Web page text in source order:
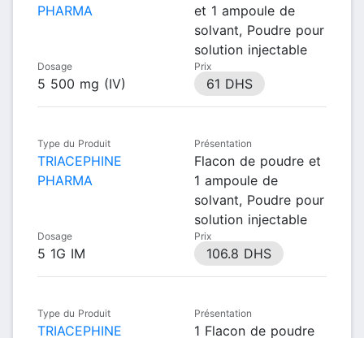
PHARMA
et 1 ampoule de
solvant, Poudre pour
solution injectable
Dosage
5 500 mg (IV)
Prix
61 DHS
Type du Produit
TRIACEPHINE
PHARMA
Présentation
Flacon de poudre et
1 ampoule de
solvant, Poudre pour
solution injectable
Dosage
5 1G IM
Prix
106.8 DHS
Type du Produit
TRIACEPHINE
Présentation
1 Flacon de poudre